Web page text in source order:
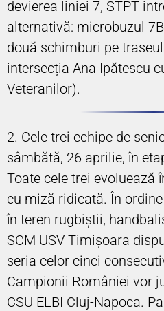
devierea liniei 7, STPT
alternativă: microbuzul
două schimburi pe
intersecția Ana Ipătescu
Veteranilor).
2. Cele trei echipe de
sâmbătă, 26 aprilie, în
Toate cele trei evoluează
cu miză ridicată. În
în teren rugbiștii,
SCM USV Timișoara
seria celor cinci
Campionii României vor
CSU ELBI Cluj-Napoca.